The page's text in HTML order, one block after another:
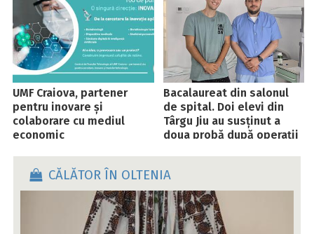
UMF Craiova, partener
pentru inovare și
colaborare cu mediul
economic
Bacalaureat din salonul
de spital. Doi elevi din
Târgu Jiu au susținut a
doua probă după operații
CĂLĂTOR ÎN OLTENIA